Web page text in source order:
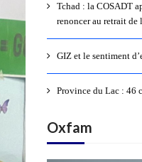
Tchad : la COSADT
renoncer au retrait de
GIZ et le sentiment
Province du Lac : 46
Oxfam